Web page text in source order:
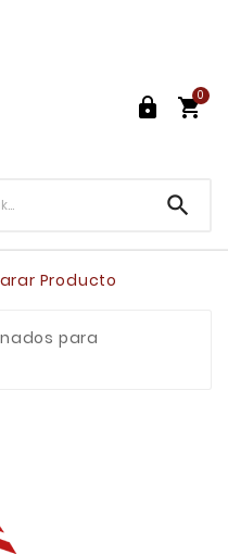
 
0

Producto
para